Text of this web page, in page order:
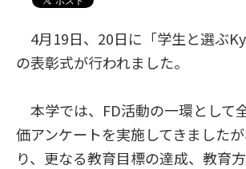
4月19日、20日に「学生と選ぶ
の表彰式が行われました。
本学では、FD活動の一環として
価アンケートを実施してきました
り、更なる教育目標の達成、教育